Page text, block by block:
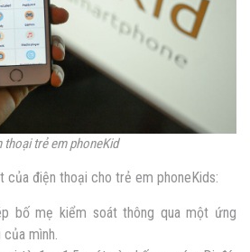
thoại trẻ em phoneKid
của điện thoại cho trẻ em phoneKids:
bố mẹ kiểm soát thông qua một ứng
mình.